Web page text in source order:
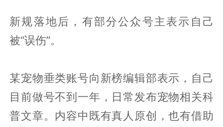
新规落地后，有部分公众号主表示自己
被“误伤”。
某宠物垂类账号向新榜编辑部表示，自己
目前做号不到一年，日常发布宠物相关科
普文章。内容中既有真人原创，也有借助